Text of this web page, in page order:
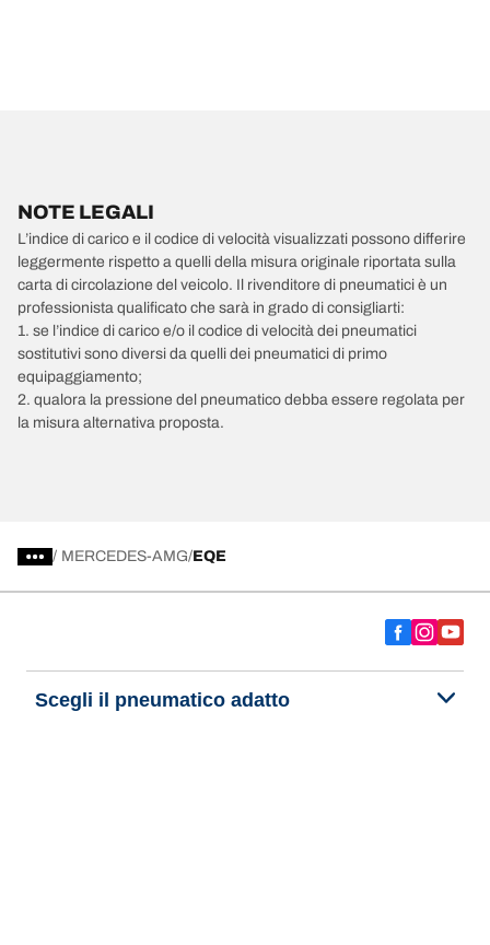
NOTE LEGALI
L’indice di carico e il codice di velocità visualizzati possono differire
leggermente rispetto a quelli della misura originale riportata sulla
carta di circolazione del veicolo. Il rivenditore di pneumatici è un
professionista qualificato che sarà in grado di consigliarti:
1. se l’indice di carico e/o il codice di velocità dei pneumatici
sostitutivi sono diversi da quelli dei pneumatici di primo
equipaggiamento;
2. qualora la pressione del pneumatico debba essere regolata per
la misura alternativa proposta.
/ MERCEDES-AMG EQE
Scegli il pneumatico adatto